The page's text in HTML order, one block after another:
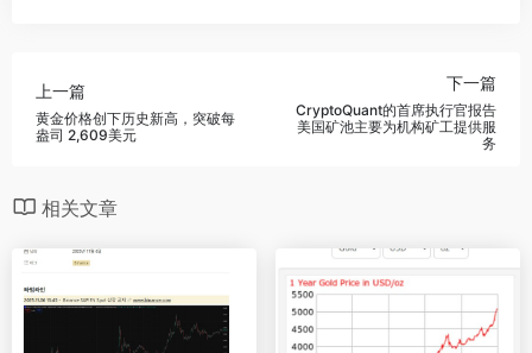
上一篇
黄金价格创下历史新高，突破每
盎司 2,609美元
下一篇
CryptoQuant的首席执行官报告
美国矿池主要为机构矿工提供服
务
相关文章